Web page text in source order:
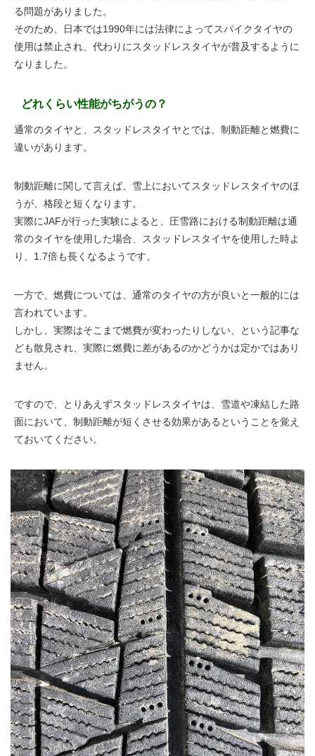
る問題がありました。
そのため、日本では1990年には法律によってスパイクタイヤの
使用は禁止され、代わりにスタッドレスタイヤが普及するように
なりました。
どれくらい性能がちがうの？
通常のタイヤと、スタッドレスタイヤとでは、制動距離と燃費に
違いがあります。
制動距離に関して言えば、雪上においてスタッドレスタイヤのほ
うが、格段と短くなります。
実際にJAFが行った実験によると、圧雪路における制動距離は通
常のタイヤを使用した場合、スタッドレスタイヤを使用した時よ
り、1.7倍も長くなるようです。
一方で、燃費については、通常のタイヤの方が良いと一般的には
言われています。
しかし、実際はそこまで燃費が変わったりしない、という記事な
ども散見され、実際に燃費に差があるのかどうかは定かではあり
ません。
ですので、とりあえずスタッドレスタイヤは、雪道や凍結した路
面において、制動距離が短くさせる効果があるということを覚え
ておいてください。